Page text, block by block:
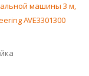
машины 3 м,
AVE3301300